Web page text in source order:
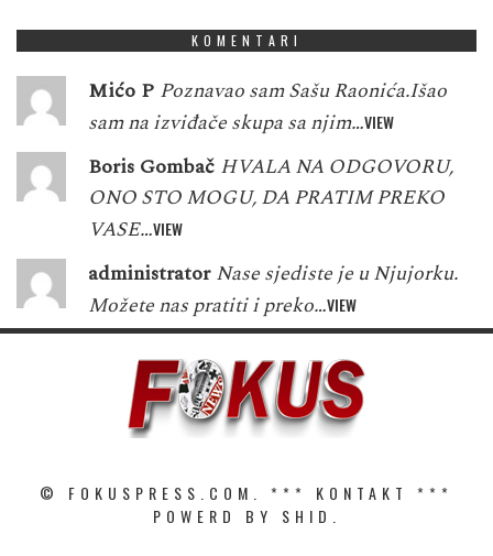
KOMENTARI
Mićo P Poznavao sam Sašu Raonića.Išao
sam na izviđače skupa sa njim…VIEW
Boris Gombač HVALA NA ODGOVORU,
ONO STO MOGU, DA PRATIM PREKO
VASE…VIEW
administrator Nase sjediste je u Njujorku.
Možete nas pratiti i preko…VIEW
© FOKUSPRESS.COM. *** KONTAKT
***
POWERD BY SHID.